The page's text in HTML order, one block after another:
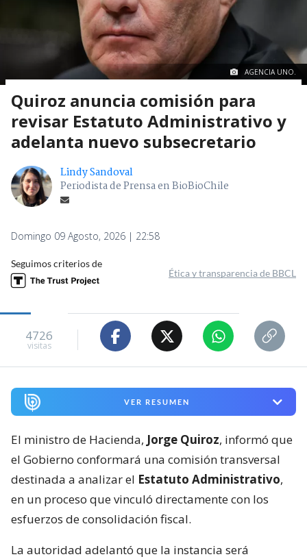
AGENCIA UNO.
Quiroz anuncia comisión para
revisar Estatuto Administrativo y
adelanta nuevo subsecretario
Lindy Sandoval
Periodista de Prensa en BioBioChile
Domingo 09 Agosto, 2026 | 22:58
Seguimos criterios de
Ética y transparencia de BBCL
4726
visitas
VER RESUMEN
El ministro de Hacienda, Jorge Quiroz, informó que
el Gobierno conformará una comisión transversal
destinada a analizar el Estatuto Administrativo,
en un proceso que vinculó directamente con los
esfuerzos de consolidación fiscal.
La autoridad adelantó que la instancia será